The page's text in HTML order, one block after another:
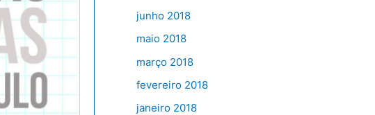
junho 2018
maio 2018
março 2018
fevereiro 2018
janeiro 2018